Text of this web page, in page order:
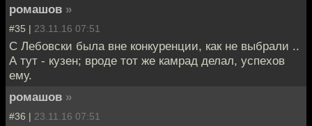
ромашов »
#35 | 23.11.16 07:51
С Лебовски была вне конкуренции, как не выбрали ..
А тут - кузен; вроде тот же камрад делал, успехов
ему.
ромашов »
#36 | 23.11.16 07:51